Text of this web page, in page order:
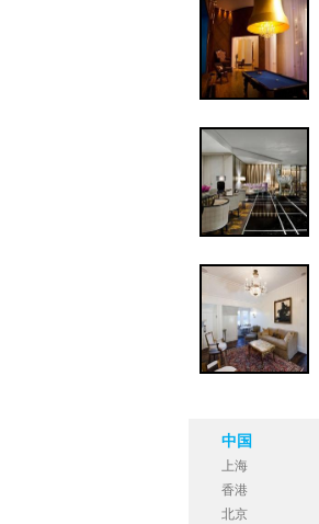
中国
上海
香港
北京